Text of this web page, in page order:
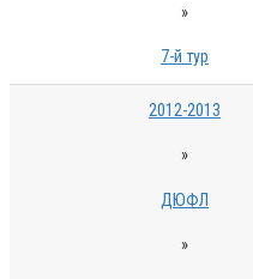
»
7-й тур
2012-2013
»
ДЮФЛ
»